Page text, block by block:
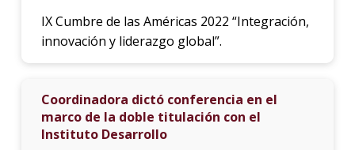
IX Cumbre de las Américas 2022 “Integración,
innovación y liderazgo global”.
Coordinadora dictó conferencia en el
marco de la doble titulación con el
Instituto Desarrollo